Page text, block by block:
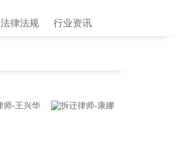
法律法规 行业资讯